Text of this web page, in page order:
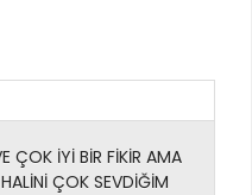
ÇOK İYİ BİR FİKİR AMA
ÇOK SEVDİĞİM